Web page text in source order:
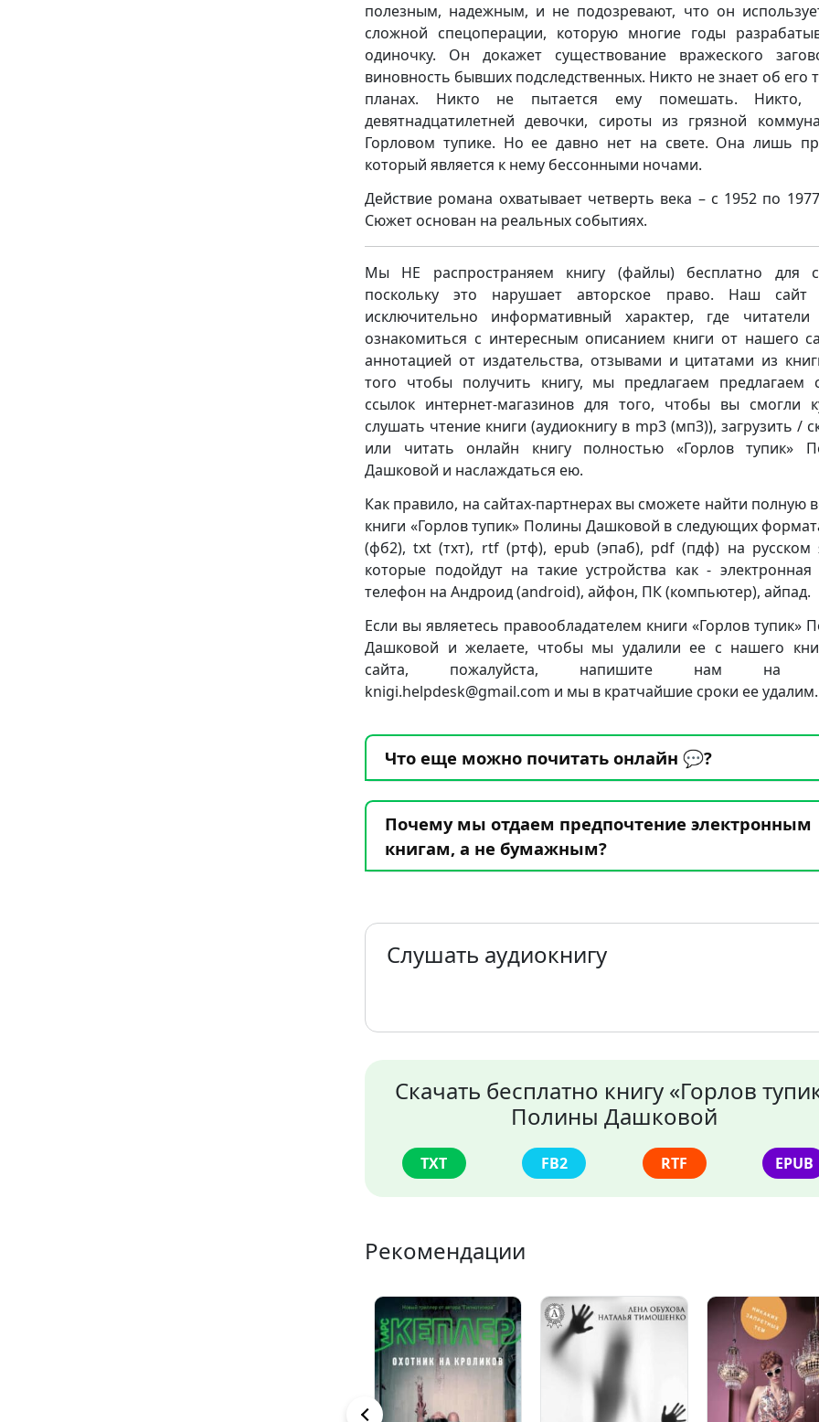
полезным, надежным, и не подозревают, что он
сложной спецоперации, которую многие годы
одиночку. Он докажет существование вражеского
виновность бывших подследственных. Никто не знает об его
планах. Никто не пытается ему помешать. Никто,
девятнадцатилетней девочки, сироты из грязной
Горловом тупике. Но ее давно нет на свете. Она лишь
который является к нему бессонными ночами.
Действие романа охватывает четверть века – с 1952 по
Сюжет основан на реальных событиях.
Мы НЕ распространяем книгу (файлы) бесплатно для
поскольку это нарушает авторское право. Наш сайт
исключительно информативный характер, где читатели
ознакомиться с интересным описанием книги от нашего
аннотацией от издательства, отзывами и цитатами из
того чтобы получить книгу, мы предлагаем предлагаем
ссылок интернет-магазинов для того, чтобы вы смогли
слушать чтение книги (аудиокнигу в mp3 (мп3)), загрузить /
или читать онлайн книгу полностью «Горлов тупик»
Дашковой и наслаждаться ею.
Как правило, на сайтах-партнерах вы сможете найти полную
книги «Горлов тупик» Полины Дашковой в следующих
(фб2), txt (тхт), rtf (ртф), epub (эпаб), pdf (пдф) на русском
которые подойдут на такие устройства как - электронная
телефон на Андроид (android), айфон, ПК (компьютер), айпад.
Если вы являетесь правообладателем книги «Горлов тупик»
Дашковой и желаете, чтобы мы удалили ее с нашего
сайта, пожалуйста, напишите нам на
knigi.helpdesk@gmail.com и мы в кратчайшие сроки ее удалим.
Что еще можно почитать онлайн 💬?
Почему мы отдаем предпочтение электронным
книгам, а не бумажным?
Слушать аудиокнигу
Скачать бесплатно книгу «Горлов
Полины Дашковой
TXT FB2 RTF EPUB
Рекомендации